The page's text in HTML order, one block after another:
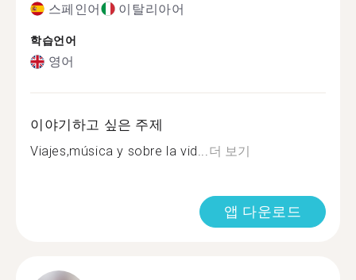
스페인어 이탈리아어
학습언어
영어
이야기하고 싶은 주제
Viajes,música y sobre la vid...더 보기
앱 다운로드